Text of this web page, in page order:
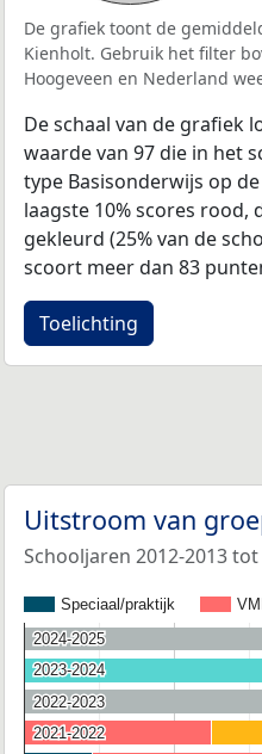
De grafiek toont de
Kienholt. Gebruik het filter
Hoogeveen en Nederland
De schaal van de grafiek
waarde van 97 die in het
type Basisonderwijs op
laagste 10% scores rood,
gekleurd (25% van de
scoort meer dan 83
Toelichting
Uitstroom van
Schooljaren 2012-2013
Speciaal/praktijk
2024-2025
2024-2025
2023-2024
2023-2024
2022-2023
2022-2023
2021-2022
2021-2022